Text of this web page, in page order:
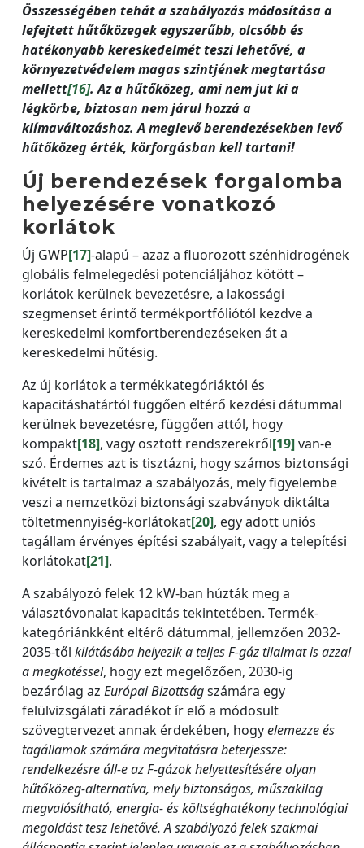
Összességében tehát a szabályozás módosítása a
lefejtett hűtőközegek egyszerűbb, olcsóbb és
hatékonyabb kereskedelmét teszi lehetővé, a
környezetvédelem magas szintjének megtartása
mellett[16]. Az a hűtőközeg, ami nem jut ki a
légkörbe, biztosan nem járul hozzá a
klímaváltozáshoz. A meglevő berendezésekben levő
hűtőközeg érték, körforgásban kell tartani!
Új berendezések forgalomba
helyezésére vonatkozó
korlátok
Új GWP[17]-alapú – azaz a fluorozott szénhidrogének
globális felmelegedési potenciáljához kötött –
korlátok kerülnek bevezetésre, a lakossági
szegmenset érintő termékportfóliótól kezdve a
kereskedelmi komfortberendezéseken át a
kereskedelmi hűtésig.
Az új korlátok a termékkategóriáktól és
kapacitáshatártól függően eltérő kezdési dátummal
kerülnek bevezetésre, függően attól, hogy
kompakt[18], vagy osztott rendszerekről[19]van-e
szó. Érdemes azt is tisztázni, hogy számos biztonsági
kivételt is tartalmaz a szabályozás, mely figyelembe
veszi a nemzetközi biztonsági szabványok diktálta
töltetmennyiség-korlátokat[20], egy adott uniós
tagállam érvényes építési szabályait, vagy a telepítési
korlátokat[21].
A szabályozó felek 12 kW-ban húzták meg a
választóvonalat kapacitás tekintetében. Termék-
kategóriánkként eltérő dátummal, jellemzően 2032-
2035-től kilátásába helyezik a teljes F-gáz tilalmat is azzal
a megkötéssel, hogy ezt megelőzően, 2030-ig
bezárólag az Európai Bizottságszámára egy
felülvizsgálati záradékot ír elő a módosult
szövegtervezet annak érdekében, hogyelemezze és
tagállamok számára megvitatásra beterjessze:
rendelkezésre áll-e az F-gázok helyettesítésére olyan
hűtőközeg-alternatíva, mely biztonságos, műszakilag
megvalósítható, energia- és költséghatékony technológiai
megoldást tesz lehetővé. A szabályozó felek szakmai